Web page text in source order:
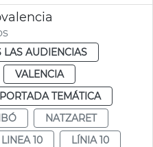
LAS AUDIENCIAS
VALENCIA
TEMÁTICA
NATZARET
LINEA 10 LÍNIA 10